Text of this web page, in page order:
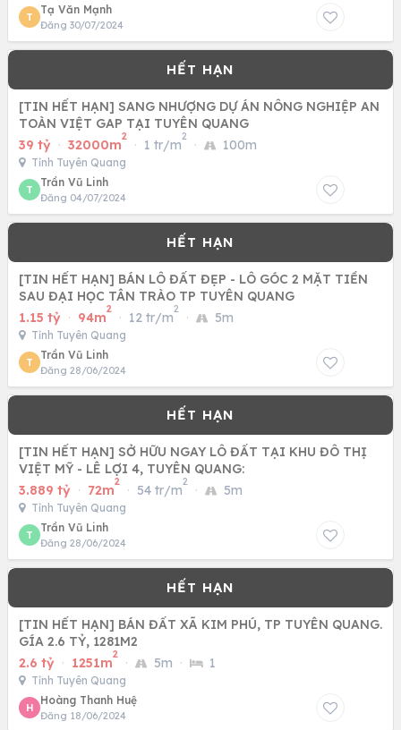
T
Tạ Văn Mạnh
Đăng 30/07/2024
[TIN HẾT HẠN] SANG NHƯỢNG DỰ ÁN NÔNG NGHIỆP AN
TOÀN VIỆT GAP TẠI TUYÊN QUANG
39 tỷ · 32000m
2
· 1 tr/m
2
· 100m
Tỉnh Tuyên Quang
T
Trần Vũ Linh
Đăng 04/07/2024
[TIN HẾT HẠN] BÁN LÔ ĐẤT ĐẸP - LÔ GÓC 2 MẶT TIỀN
SAU ĐẠI HỌC TÂN TRÀO TP TUYÊN QUANG
1.15 tỷ · 94m
2
· 12 tr/m
2
· 5m
Tỉnh Tuyên Quang
T
Trần Vũ Linh
Đăng 28/06/2024
[TIN HẾT HẠN] SỞ HỮU NGAY LÔ ĐẤT TẠI KHU ĐÔ THỊ
VIỆT MỸ - LÊ LỢI 4, TUYÊN QUANG:
3.889 tỷ · 72m
2
· 54 tr/m
2
· 5m
Tỉnh Tuyên Quang
T
Trần Vũ Linh
Đăng 28/06/2024
[TIN HẾT HẠN] BÁN ĐẤT XÃ KIM PHÚ, TP TUYÊN QUANG.
GÍA 2.6 TỶ, 1281M2
2.6 tỷ · 1251m
2
· 5m · 1
Tỉnh Tuyên Quang
H
Hoàng Thanh Huệ
Đăng 18/06/2024